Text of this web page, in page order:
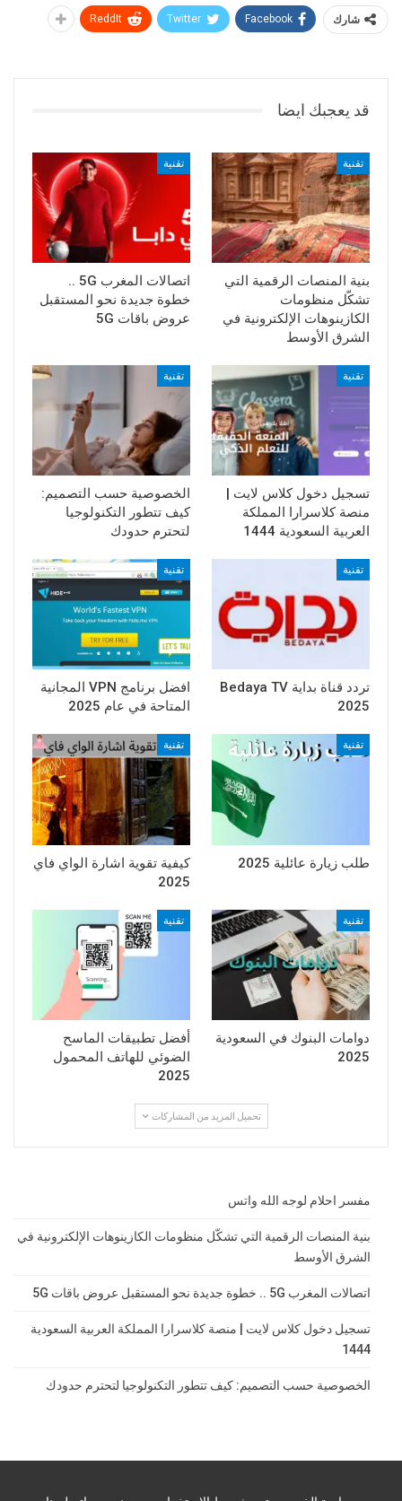
شارك Facebook
Twitter
ReddIt
قد يعجبك ايضا
تقنية
بنية المنصات الرقمية التي
تشكّل منظومات
الكازينوهات الإلكترونية في
الشرق الأوسط
تقنية
اتصالات المغرب 5G ..
خطوة جديدة نحو المستقبل
عروض باقات 5G
تقنية
تسجيل دخول كلاس لايت |
منصة كلاسرارا المملكة
العربية السعودية 1444
تقنية
الخصوصية حسب التصميم:
كيف تتطور التكنولوجيا
لتحترم حدودك
تقنية
تردد قناة بداية Bedaya TV
2025
تقنية
افضل برنامج VPN المجانية
المتاحة في عام 2025
تقنية
طلب زيارة عائلية 2025
تقنية
كيفية تقوية اشارة الواي فاي
2025
تقنية
دوامات البنوك في السعودية
2025
تقنية
أفضل تطبيقات الماسح
الضوئي للهاتف المحمول
2025
تحميل المزيد من المشاركات
مفسر احلام لوجه الله واتس
بنية المنصات الرقمية التي تشكّل منظومات الكازينوهات الإلكترونية في
الشرق الأوسط
اتصالات المغرب 5G .. خطوة جديدة نحو المستقبل عروض باقات 5G
تسجيل دخول كلاس لايت | منصة كلاسرارا المملكة العربية السعودية
1444
الخصوصية حسب التصميم: كيف تتطور التكنولوجيا لتحترم حدودك